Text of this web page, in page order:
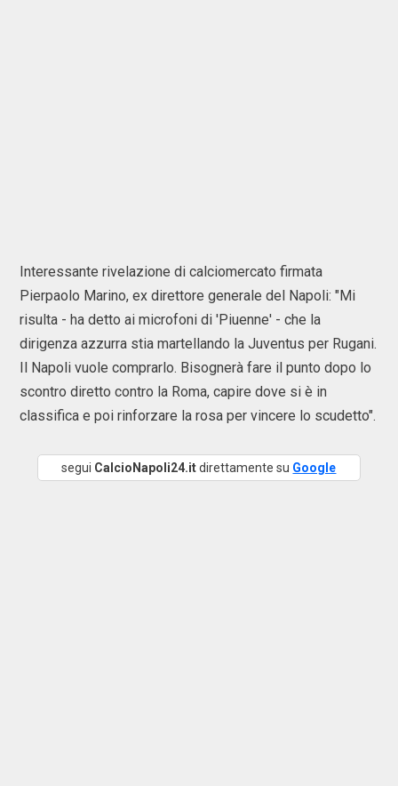
Interessante rivelazione di calciomercato firmata
Pierpaolo Marino, ex direttore generale del Napoli: "Mi
risulta - ha detto ai microfoni di 'Piuenne' - che la
dirigenza azzurra stia martellando la Juventus per Rugani.
Il Napoli vuole comprarlo. Bisognerà fare il punto dopo lo
scontro diretto contro la Roma, capire dove si è in
classifica e poi rinforzare la rosa per vincere lo scudetto".
segui CalcioNapoli24.itdirettamente su Google